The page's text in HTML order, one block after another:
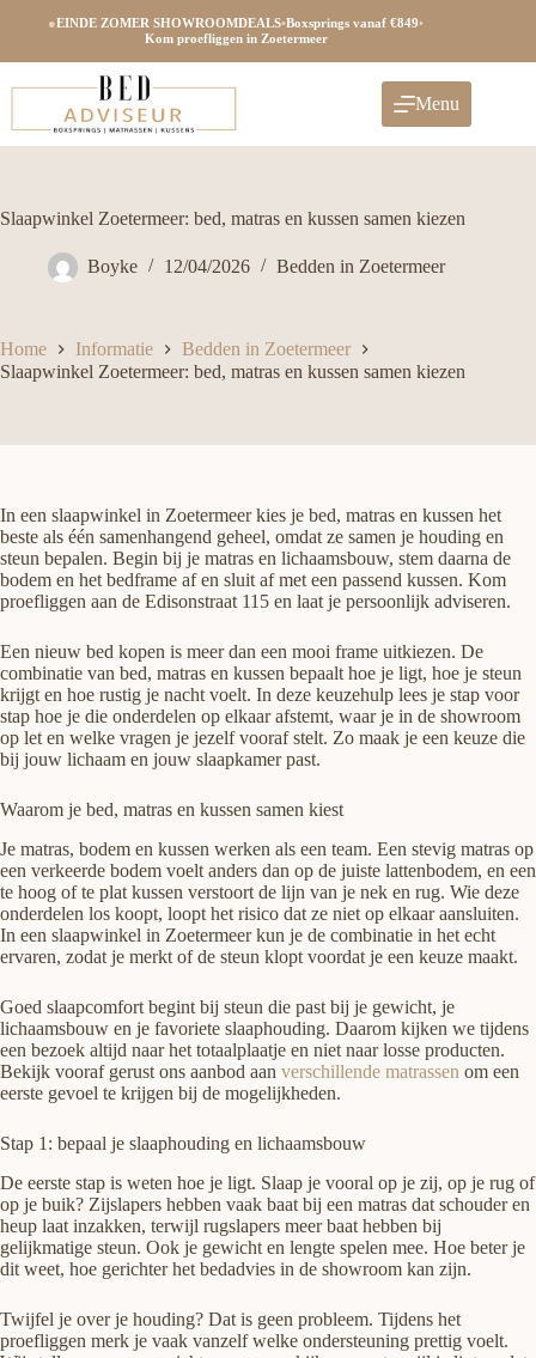
●EINDE ZOMER SHOWROOMDEALS•Boxsprings vanaf €849•
Kom proefliggen in Zoetermeer
Menu
Slaapwinkel Zoetermeer: bed, matras en kussen samen kiezen
Boyke 12/04/2026 Bedden in Zoetermeer
Home Informatie
Bedden in Zoetermeer
Slaapwinkel Zoetermeer: bed, matras en kussen samen kiezen
In een slaapwinkel in Zoetermeer kies je bed, matras en kussen het
beste als één samenhangend geheel, omdat ze samen je houding en
steun bepalen. Begin bij je matras en lichaamsbouw, stem daarna de
bodem en het bedframe af en sluit af met een passend kussen. Kom
proefliggen aan de Edisonstraat 115 en laat je persoonlijk adviseren.
Een nieuw bed kopen is meer dan een mooi frame uitkiezen. De
combinatie van bed, matras en kussen bepaalt hoe je ligt, hoe je steun
krijgt en hoe rustig je nacht voelt. In deze keuzehulp lees je stap voor
stap hoe je die onderdelen op elkaar afstemt, waar je in de showroom
op let en welke vragen je jezelf vooraf stelt. Zo maak je een keuze die
bij jouw lichaam en jouw slaapkamer past.
Waarom je bed, matras en kussen samen kiest
Je matras, bodem en kussen werken als een team. Een stevig matras op
een verkeerde bodem voelt anders dan op de juiste lattenbodem, en een
te hoog of te plat kussen verstoort de lijn van je nek en rug. Wie deze
onderdelen los koopt, loopt het risico dat ze niet op elkaar aansluiten.
In een slaapwinkel in Zoetermeer kun je de combinatie in het echt
ervaren, zodat je merkt of de steun klopt voordat je een keuze maakt.
Goed slaapcomfort begint bij steun die past bij je gewicht, je
lichaamsbouw en je favoriete slaaphouding. Daarom kijken we tijdens
een bezoek altijd naar het totaalplaatje en niet naar losse producten.
Bekijk vooraf gerust ons aanbod aan verschillende matrassen om een
eerste gevoel te krijgen bij de mogelijkheden.
Stap 1: bepaal je slaaphouding en lichaamsbouw
De eerste stap is weten hoe je ligt. Slaap je vooral op je zij, op je rug of
op je buik? Zijslapers hebben vaak baat bij een matras dat schouder en
heup laat inzakken, terwijl rugslapers meer baat hebben bij
gelijkmatige steun. Ook je gewicht en lengte spelen mee. Hoe beter je
dit weet, hoe gerichter het bedadvies in de showroom kan zijn.
Twijfel je over je houding? Dat is geen probleem. Tijdens het
proefliggen merk je vaak vanzelf welke ondersteuning prettig voelt.